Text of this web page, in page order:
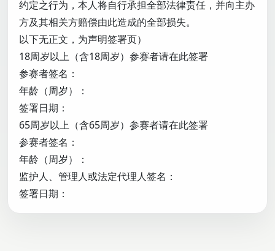
约定之行为，本人将自行承担全部法律责任，并向主办
方及其相关方赔偿由此造成的全部损失。
以下无正文，为声明签署页）
18周岁以上（含18周岁）参赛者请在此签署
参赛者签名：
年龄（周岁）：
签署日期：
65周岁以上（含65周岁）参赛者请在此签署
参赛者签名：
年龄（周岁）：
监护人、管理人或法定代理人签名：
签署日期：